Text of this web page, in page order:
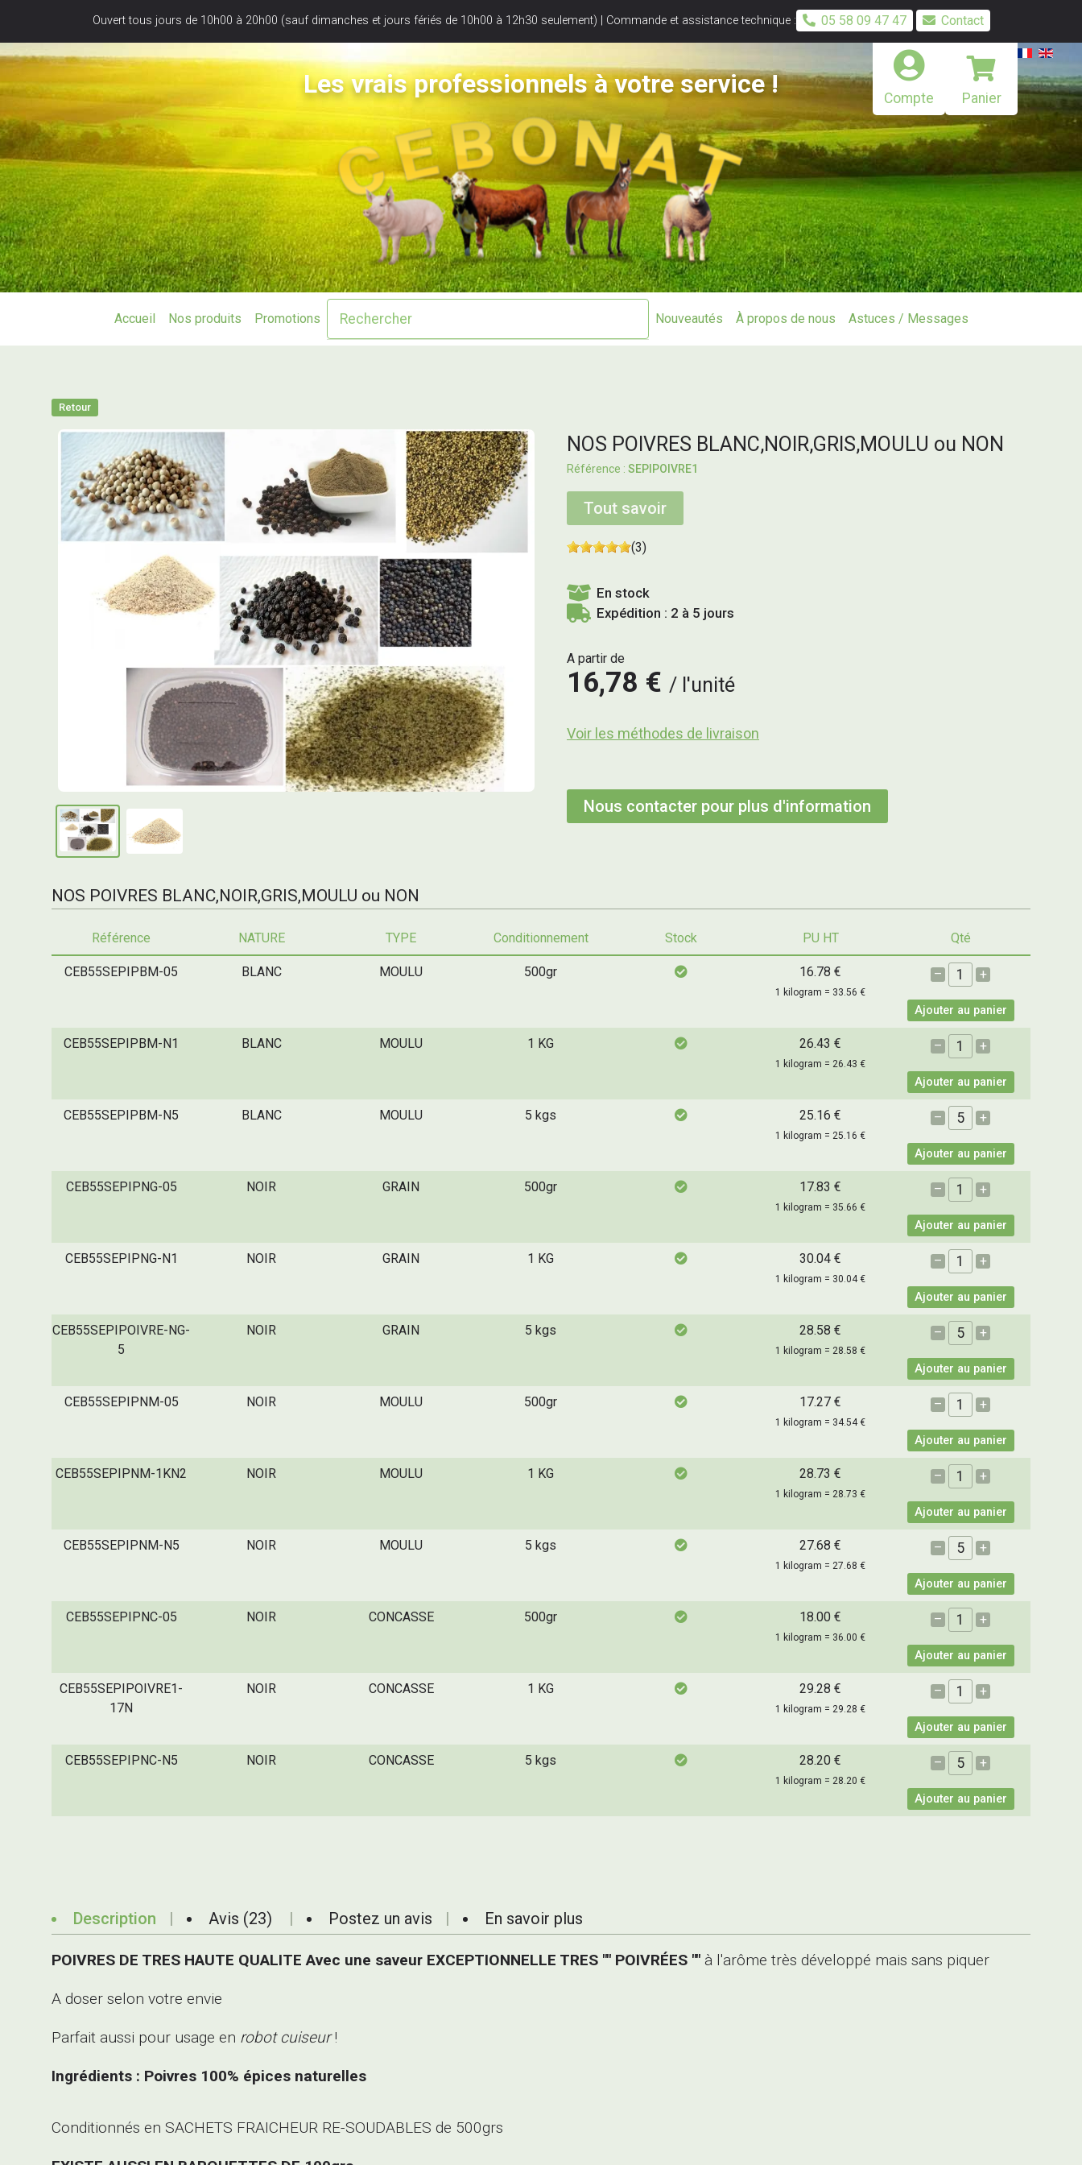
Ouvert tous jours de 10h00 à 20h00 (sauf dimanches et jours fériés de 10h00 à 12h30 seulement) | Commande et assistance technique : 05 58 09 47 47 Contact
Compte Panier
Les vrais professionnels à votre service !
Accueil Nos produits Promotions Nouveautés À propos de nous Astuces / Messages
Retour
NOS POIVRES BLANC,NOIR,GRIS,MOULU ou NON
SEPIPOIVRE1
Tout savoir
(3)
En stock
Expédition : 2 à 5 jours
A partir de
16,78 € l'unité
Voir les méthodes de livraison
Nous contacter pour plus d'information
NOS POIVRES BLANC,NOIR,GRIS,MOULU ou NON
Référence NATURE TYPE Conditionnement Stock PU HT Qté
CEB55SEPIPBM-05 BLANC MOULU 500gr 16.78 €
1 kilogram = 33.56 €
– +
Ajouter au panier
CEB55SEPIPBM-N1 BLANC MOULU 1 KG 26.43 €
1 kilogram = 26.43 €
– +
Ajouter au panier
CEB55SEPIPBM-N5 BLANC MOULU 5 kgs 25.16 €
1 kilogram = 25.16 €
– +
Ajouter au panier
CEB55SEPIPNG-05 NOIR GRAIN 500gr 17.83 €
1 kilogram = 35.66 €
– +
Ajouter au panier
CEB55SEPIPNG-N1 NOIR GRAIN 1 KG 30.04 €
1 kilogram = 30.04 €
– +
Ajouter au panier
CEB55SEPIPOIVRE-NG-
5
NOIR GRAIN 5 kgs 28.58 €
1 kilogram = 28.58 €
– +
Ajouter au panier
CEB55SEPIPNM-05 NOIR MOULU 500gr 17.27 €
1 kilogram = 34.54 €
– +
Ajouter au panier
CEB55SEPIPNM-1KN2 NOIR MOULU 1 KG 28.73 €
1 kilogram = 28.73 €
– +
Ajouter au panier
CEB55SEPIPNM-N5 NOIR MOULU 5 kgs 27.68 €
1 kilogram = 27.68 €
– +
Ajouter au panier
CEB55SEPIPNC-05 NOIR CONCASSE 500gr 18.00 €
1 kilogram = 36.00 €
– +
Ajouter au panier
CEB55SEPIPOIVRE1-
17N
NOIR CONCASSE 1 KG 29.28 €
1 kilogram = 29.28 €
– +
Ajouter au panier
CEB55SEPIPNC-N5 NOIR CONCASSE 5 kgs 28.20 €
1 kilogram = 28.20 €
– +
Ajouter au panier
Description Avis (23) Postez un avis En savoir plus
POIVRES DE TRES HAUTE QUALITE Avec une saveur EXCEPTIONNELLE TRES "" POIVRÉES "" à l'arôme très développé mais sans piquer
A doser selon votre envie
Parfait aussi pour usage en robot cuiseur!
Ingrédients : Poivres 100% épices naturelles
Conditionnés en SACHETS FRAICHEUR RE-SOUDABLES de 500grs